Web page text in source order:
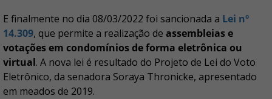
E finalmente no dia 08/03/2022 foi sancionada a Lei nº
14.309, que permite a realização de assembleias e
votações em condomínios de forma eletrônica ou
virtual. A nova lei é resultado do Projeto de Lei do Voto
Eletrônico, da senadora Soraya Thronicke, apresentado
em meados de 2019.